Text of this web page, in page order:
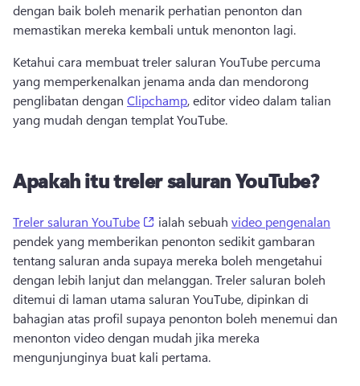
dengan baik boleh menarik perhatian penonton dan
memastikan mereka kembali untuk menonton lagi.
Ketahui cara membuat treler saluran YouTube percuma
yang memperkenalkan jenama anda dan mendorong
penglibatan dengan Clipchamp, editor video dalam talian
yang mudah dengan templat YouTube.
Apakah itu treler saluran YouTube?
Treler saluran YouTube (opens in a new tab)
ialah sebuah video pengenalan
pendek yang memberikan penonton sedikit gambaran
tentang saluran anda supaya mereka boleh mengetahui
dengan lebih lanjut dan melanggan. Treler saluran boleh
ditemui di laman utama saluran YouTube, dipinkan di
bahagian atas profil supaya penonton boleh menemui dan
menonton video dengan mudah jika mereka
mengunjunginya buat kali pertama.